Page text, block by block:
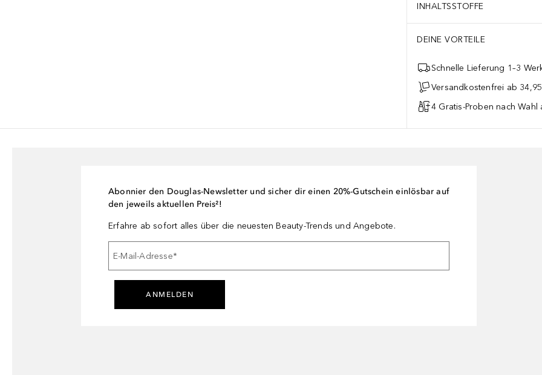
INHALTSSTOFFE
DEINE VORTEILE
Schnelle Lieferung 1–3
Versandkostenfrei ab
4 Gratis-Proben nach Wahl
Abonnier den Douglas-Newsletter und sicher dir einen 20%-Gutschein einlösbar auf
den jeweils aktuellen Preis²!
Erfahre ab sofort alles über die neuesten Beauty-Trends und Angebote.
E-Mail-Adresse*
ANMELDEN